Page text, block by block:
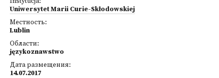
Uniwersytet Marii Curie-Skłodowskiej
Местность:
Lublin
Области:
językoznawstwo
Дата размещения:
14.07.2017